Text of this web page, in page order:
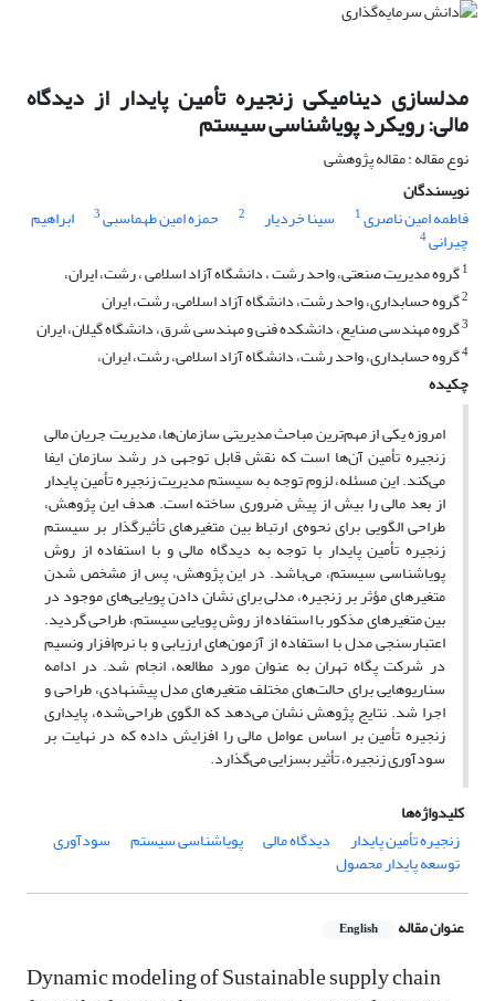
مدلسازی دینامیکی زنجیره تأمین پایدار از دیدگاه
مالی: رویکرد پویاشناسی سیستم
نوع مقاله : مقاله پژوهشی
نویسندگان
فاطمه امین ناصری1 سینا خردیار 2 حمزه امین طهماسبی3 ابراهیم
چیرانی4
1گروه مدیریت صنعتی، واحد رشت ، دانشگاه آزاد اسلامی ، رشت، ایران،
2گروه حسابداری، واحد رشت، دانشگاه آزاد اسلامی، رشت، ایران
3گروه مهندسی صنایع، دانشکده فنی و مهندسی شرق، دانشگاه گیلان، ایران
4گروه حسابداری، واحد رشت، دانشگاه آزاد اسلامی، رشت، ایران،
چکیده
امروزه یکی از مهم‌ترین مباحث مدیریتی سازمان‌ها، مدیریت جریان مالی
زنجیره تأمین آن‌ها است که نقش قابل توجهی در رشد سازمان ایفا
می‌کند. این مسئله، لزوم توجه به سیستم مدیریت زنجیره تأمین پایدار
از بعد مالی را بیش از پیش ضروری ساخته است. هدف این پژوهش،
طراحی الگویی برای نحوه‌ی ارتباط بین متغیرهای تأثیرگذار بر سیستم
زنجیره تأمین پایدار با توجه به دیدگاه مالی و با استفاده از روش
پویاشناسی سیستم، می‌باشد. در این پژوهش، پس از مشخص شدن
متغیرهای مؤثر بر زنجیره، مدلی برای نشان دادن پویایی‌های موجود در
بین متغیرهای مذکور با استفاده از روش پویایی سیستم، طراحی گردید.
اعتبارسنجی مدل با استفاده از آزمون‌های ارزیابی و با نرم‌افزار ونسیم
در شرکت پگاه تهران به عنوان مورد مطالعه، انجام شد. در ادامه
سناریوهایی برای حالت‌های مختلف متغیرهای مدل پیشنهادی، طراحی و
اجرا شد. نتایج پژوهش نشان می‌دهد که الگوی طراحی‌شده، پایداری
زنجیره تأمین بر اساس عوامل مالی را افزایش داده که در نهایت بر
سودآوری زنجیره، تأثیر بسزایی می‌گذارد.
کلیدواژه‌ها
زنجیره تأمین پایدار
دیدگاه مالی پویاشناسی سیستم سودآوری
توسعه پایدار محصول
عنوان مقاله English
Dynamic modeling of Sustainable supply chain